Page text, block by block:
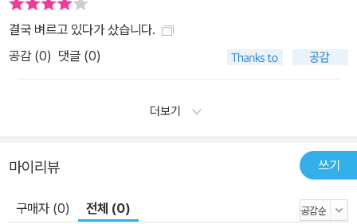
유하 (옮긴이) 우아하고 감상적인 일본 야구 | 웅진지식하우스 일문
학선집 시리즈 5 웅진지식하우스 일문학선집 시리즈 5권. 제1회 미
시마 유키오상 수상작이자 파격적인 언어와 신랄한 상상력으로 문단
의 이단아로 불리는 다카하시 겐이치로의 소설. 그간 아쉽게도 절판
이 되어 소설광들을 헌책방 순례에 나서게 만들었던 이 책이 '저자 후
쓰기와 포르노 100편 보기에 도전하는 초등학생부터, 카프카야말로
타자까지. 우스꽝스럽게 뒤틀려 있는 야구광들의 모습이 줄줄이 등장
결국 벼르고 있다가 샀습니다.
공감 (0) 댓글 (0)
더보기
마이리뷰 쓰기
구매자 (0) 전체 (0)